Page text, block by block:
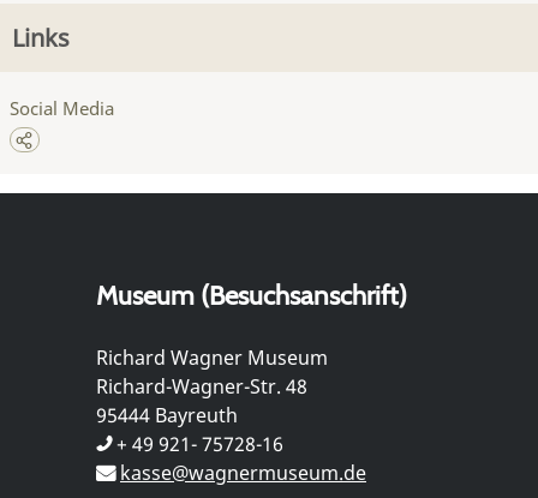
Links
Social Media
Museum (Besuchsanschrift)
Richard Wagner Museum
Richard-Wagner-Str. 48
95444 Bayreuth
+ 49 921- 75728-16
kasse@wagnermuseum.de